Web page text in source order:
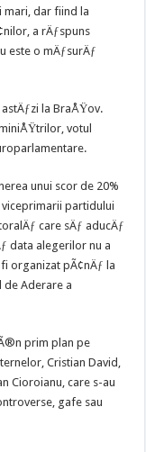
mari, dar fiind la
a rÄƒspuns
este o mÄƒsurÄƒ
la BraÅŸov.
votul
unui scor de 20%
partidului
care sÄƒ aducÄƒ
data alegerilor nu a
organizat pÃ¢nÄƒ la
de Aderare a
prim plan pe
Cristian David,
Cioroianu, care s-au
gafe sau